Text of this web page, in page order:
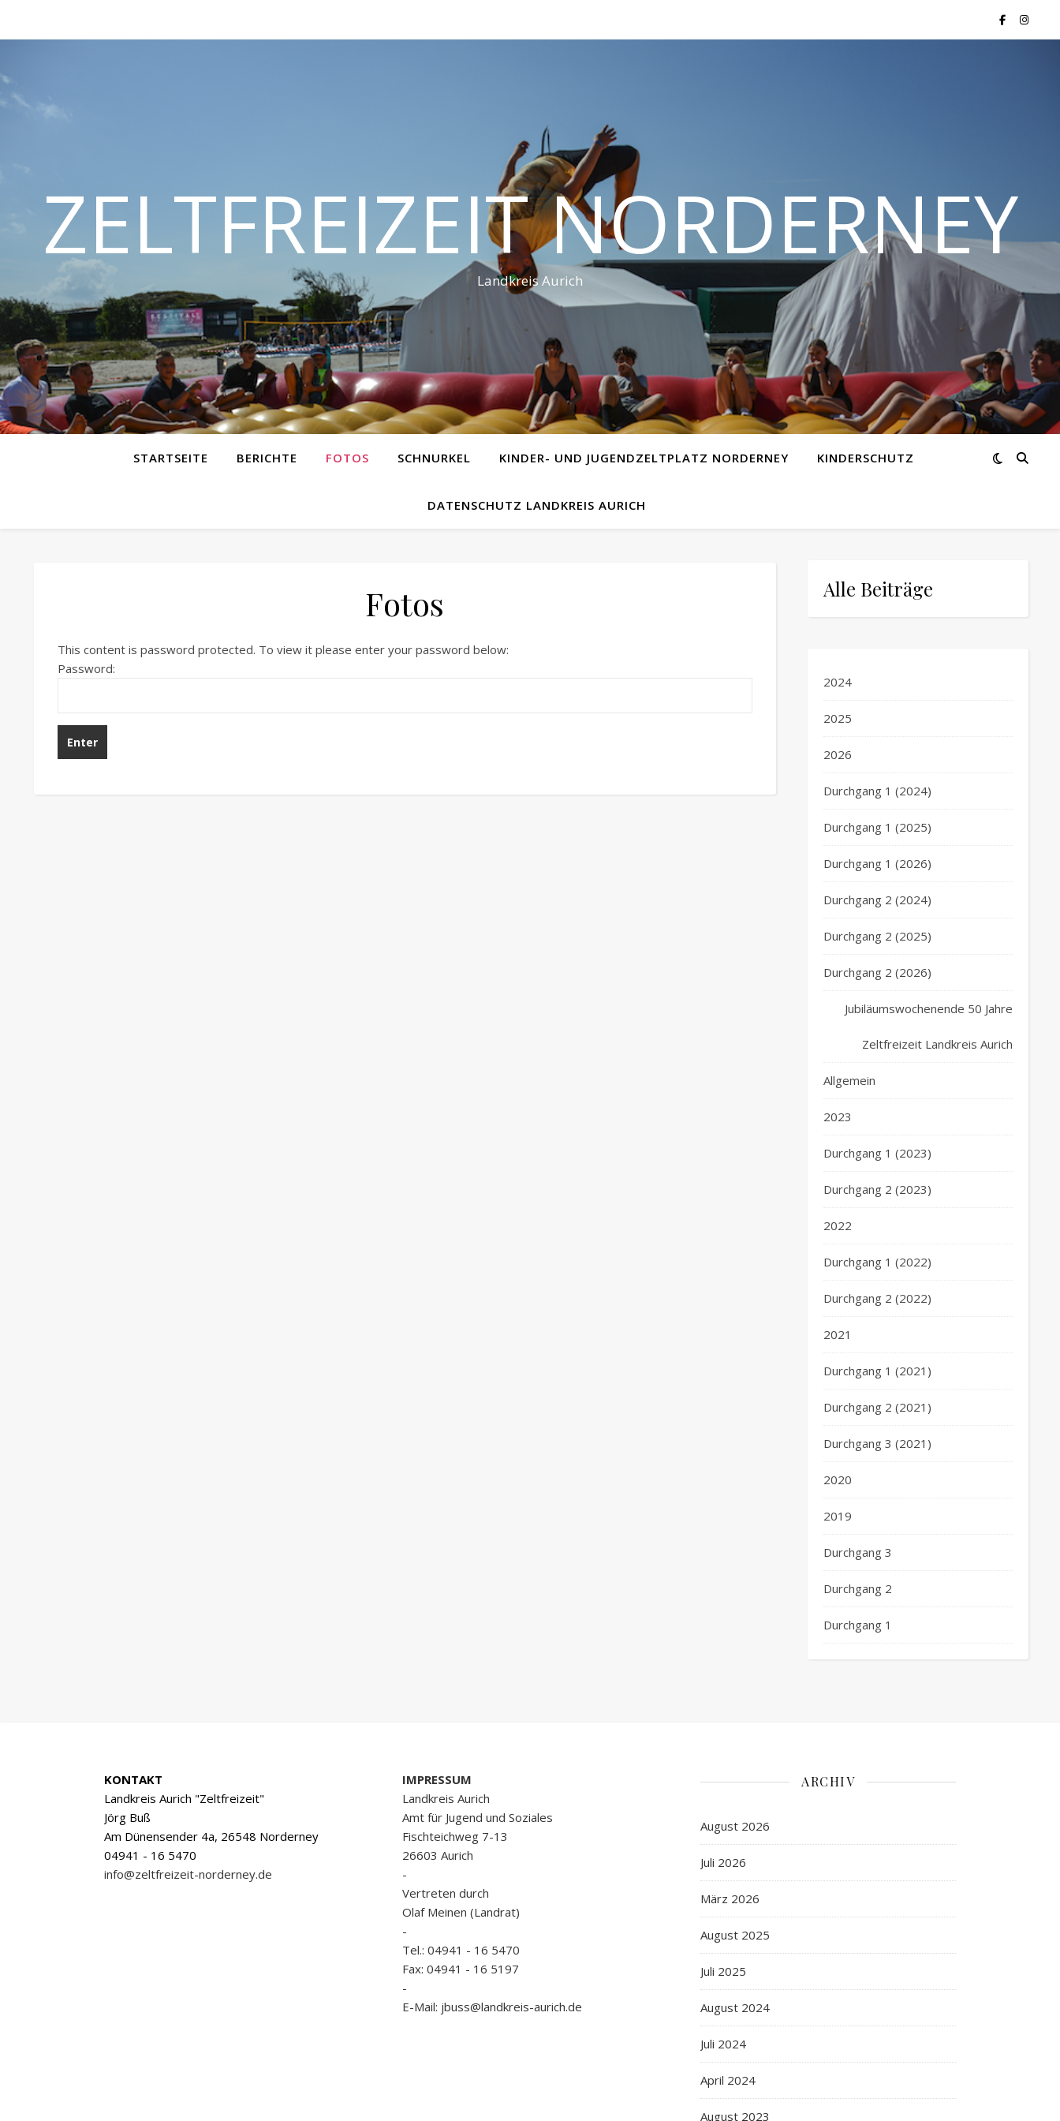
ZELTFREIZEIT NORDERNEY
Landkreis Aurich
STARTSEITE BERICHTE FOTOS SCHNURKEL KINDER- UND JUGENDZELTPLATZ NORDERNEY KINDERSCHUTZ
DATENSCHUTZ LANDKREIS AURICH
Fotos
This content is password protected. To view it please enter your password below:
Password:
Alle Beiträge
2024
2025
2026
Durchgang 1 (2024)
Durchgang 1 (2025)
Durchgang 1 (2026)
Durchgang 2 (2024)
Durchgang 2 (2025)
Durchgang 2 (2026)
Jubiläumswochenende 50 Jahre
Zeltfreizeit Landkreis Aurich
Allgemein
2023
Durchgang 1 (2023)
Durchgang 2 (2023)
2022
Durchgang 1 (2022)
Durchgang 2 (2022)
2021
Durchgang 1 (2021)
Durchgang 2 (2021)
Durchgang 3 (2021)
2020
2019
Durchgang 3
Durchgang 2
Durchgang 1
KONTAKT
Landkreis Aurich "Zeltfreizeit"
Jörg Buß
Am Dünensender 4a, 26548 Norderney
04941 - 16 5470
info@zeltfreizeit-norderney.de
IMPRESSUM
Landkreis Aurich
Amt für Jugend und Soziales
Fischteichweg 7-13
26603 Aurich
-
Vertreten durch
Olaf Meinen (Landrat)
-
Tel.: 04941 - 16 5470
Fax: 04941 - 16 5197
-
E-Mail: jbuss@landkreis-aurich.de
ARCHIV
August 2026
Juli 2026
März 2026
August 2025
Juli 2025
August 2024
Juli 2024
April 2024
August 2023